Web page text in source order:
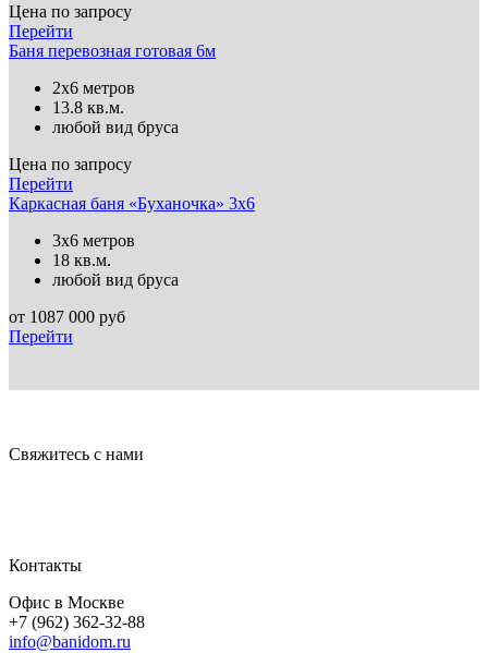
Цена по запросу
Перейти
Баня перевозная готовая 6м
2х6 метров
13.8 кв.м.
любой вид бруса
Цена по запросу
Перейти
Каркасная баня «Буханочка» 3х6
3х6 метров
18 кв.м.
любой вид бруса
от 1087 000 руб
Перейти
Свяжитесь с нами
Контакты
Офис в Москве
+7 (962) 362-32-88
info@banidom.ru